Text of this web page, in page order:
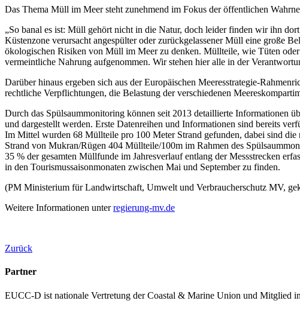
Das Thema Müll im Meer steht zunehmend im Fokus der öffentlichen
„So banal es ist: Müll gehört nicht in die Natur, doch leider finden wir ihn
Küstenzone verursacht angespülter oder zurückgelassener Müll eine große
ökologischen Risiken von Müll im Meer zu denken. Müllteile, wie Tüten
vermeintliche Nahrung aufgenommen. Wir stehen hier alle in der
Darüber hinaus ergeben sich aus der Europäischen Meeresstrategie-
rechtliche Verpflichtungen, die Belastung der verschiedenen
Durch das Spülsaummonitoring können seit 2013 detaillierte Informationen
und dargestellt werden. Erste Datenreihen und Informationen sind bereits
Im Mittel wurden 68 Müllteile pro 100 Meter Strand gefunden, dabei sind
Strand von Mukran/Rügen 404 Müllteile/100m im Rahmen des
35 % der gesamten Müllfunde im Jahresverlauf entlang der Messstrecken
in den Tourismussaisonmonaten zwischen Mai und September zu finden.
(PM Ministerium für Landwirtschaft, Umwelt und Verbraucherschutz MV,
Weitere Informationen unterregierung-mv.de
Zurück
Partner
EUCC-D ist nationale Vertretung der Coastal & Marine Union und Mitglied